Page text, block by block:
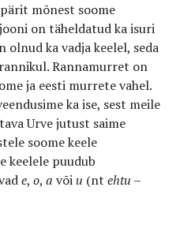
mõnest soome
on täheldatud ka isuri
olnud ka vadja keelel, seda
Rannamurret on
ja eesti murrete vahel.
ka ise, sest meile
Urve jutust saime
soome keele
keelele puudub
e,o,avõiu (ntehtu –